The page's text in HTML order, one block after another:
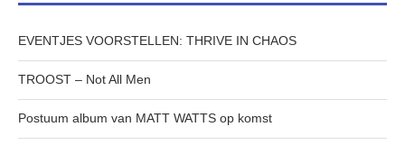
EVENTJES VOORSTELLEN: THRIVE IN CHAOS
TROOST – Not All Men
Postuum album van MATT WATTS op komst